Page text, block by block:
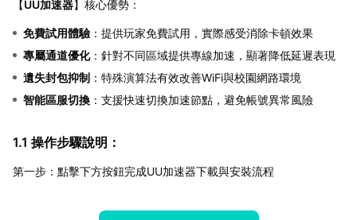
【UU加速器】核心優勢：
免費試用體驗 ：提供玩家免費試用，實際感受消除卡頓效果
專屬通道優化：針對不同區域提供專線加速，顯著降低延遲表現
遺失封包抑制 ：特殊演算法有效改善WiFi與校園網路環境
智能區服切換 ：支援快速切換加速節點，避免帳號異常風險
1.1 操作步驟說明：
第一步：點擊下方按鈕完成UU加速器下載與安裝流程